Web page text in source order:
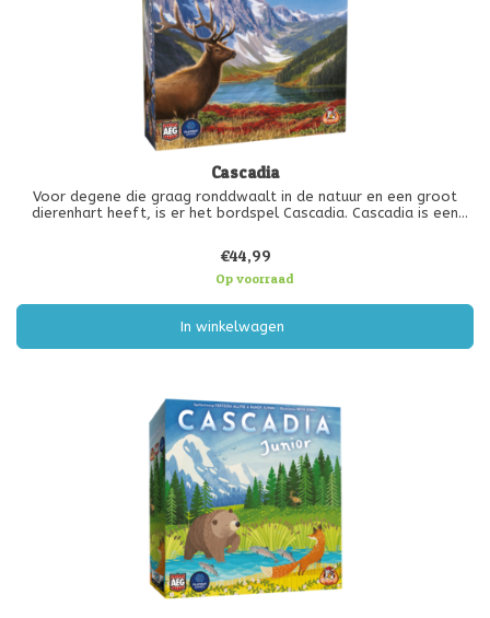
Cascadia
Voor degene die graag ronddwaalt in de natuur en een groot
dierenhart heeft, is er het bordspel Cascadia. Cascadia is een
verschillende
€44,99
Op voorraad
In winkelwagen